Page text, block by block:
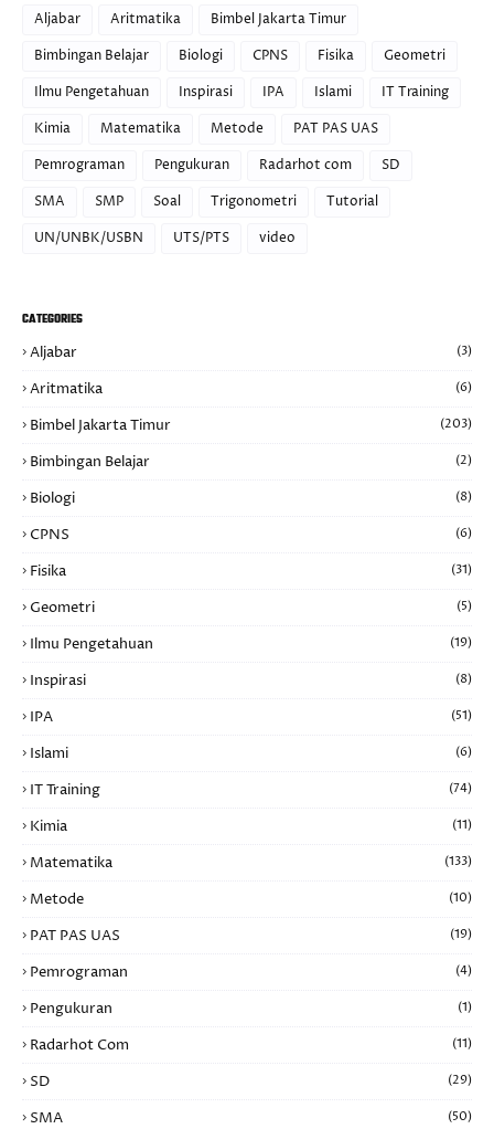
Aljabar
Aritmatika
Bimbel Jakarta Timur
Bimbingan Belajar
Biologi CPNS Fisika
Geometri
Ilmu Pengetahuan
Inspirasi IPA Islami
IT Training
Kimia
Matematika Metode
PAT PAS UAS
Pemrograman
Pengukuran Radarhot com
SD
SMA
SMP Soal Trigonometri
Tutorial
UN/UNBK/USBN
UTS/PTS video
CATEGORIES
Aljabar (3)
Aritmatika (6)
Bimbel Jakarta Timur (203)
Bimbingan Belajar (2)
Biologi (8)
CPNS (6)
Fisika (31)
Geometri (5)
Ilmu Pengetahuan (19)
Inspirasi (8)
IPA (51)
Islami (6)
IT Training (74)
Kimia (11)
Matematika (133)
Metode (10)
PAT PAS UAS (19)
Pemrograman (4)
Pengukuran (1)
Radarhot Com (11)
SD (29)
SMA (50)